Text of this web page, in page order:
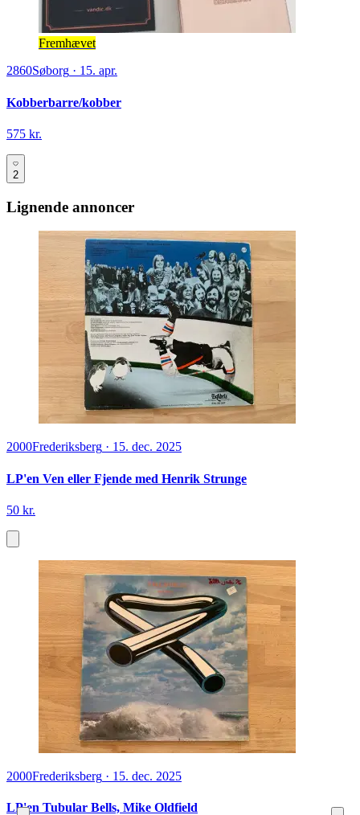
Fremhævet
2860Søborg · 15. apr.
Kobberbarre/kobber
575 kr.
2
Lignende annoncer
2000Frederiksberg · 15. dec. 2025
LP'en Ven eller Fjende med Henrik Strunge
50 kr.
2000Frederiksberg · 15. dec. 2025
LP'en Tubular Bells, Mike Oldfield